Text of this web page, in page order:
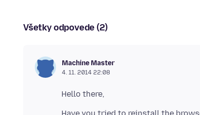
Všetky odpovede (2)
Machine Master
4. 11. 2014 22:08